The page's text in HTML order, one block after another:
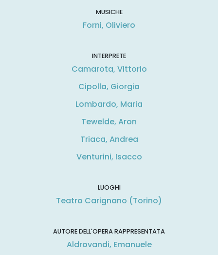
MUSICHE
Forni, Oliviero
INTERPRETE
Camarota, Vittorio
Cipolla, Giorgia
Lombardo, Maria
Tewelde, Aron
Triaca, Andrea
Venturini, Isacco
LUOGHI
Teatro Carignano (Torino)
AUTORE DELL'OPERA RAPPRESENTATA
Aldrovandi, Emanuele